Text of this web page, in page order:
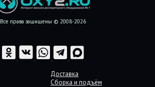
Все права защищены © 2008-2026
Доставка
Сборка и подъём